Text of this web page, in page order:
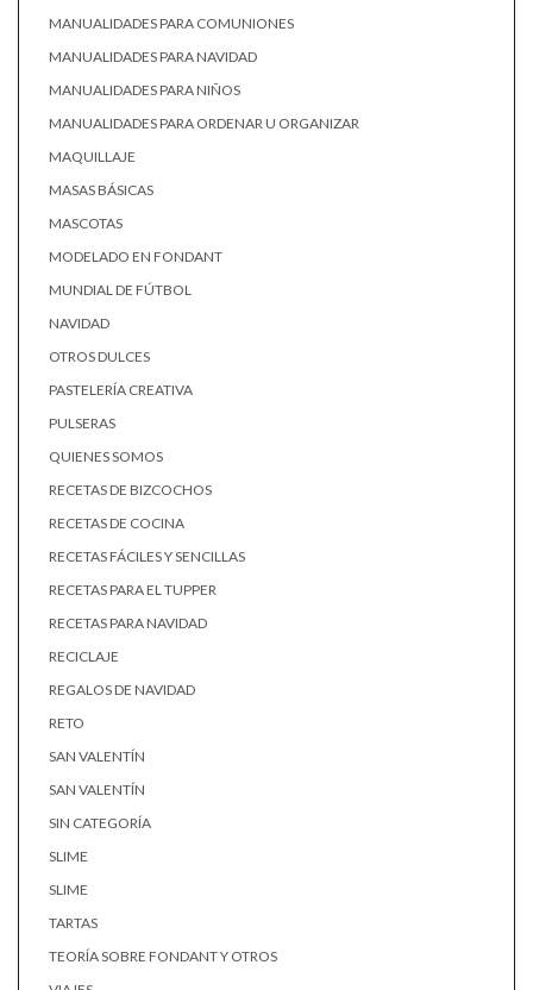
MANUALIDADES PARA COMUNIONES
MANUALIDADES PARA NAVIDAD
MANUALIDADES PARA NIÑOS
MANUALIDADES PARA ORDENAR U ORGANIZAR
MAQUILLAJE
MASAS BÁSICAS
MASCOTAS
MODELADO EN FONDANT
MUNDIAL DE FÚTBOL
NAVIDAD
OTROS DULCES
PASTELERÍA CREATIVA
PULSERAS
QUIENES SOMOS
RECETAS DE BIZCOCHOS
RECETAS DE COCINA
RECETAS FÁCILES Y SENCILLAS
RECETAS PARA EL TUPPER
RECETAS PARA NAVIDAD
RECICLAJE
REGALOS DE NAVIDAD
RETO
SAN VALENTÍN
SAN VALENTÍN
SIN CATEGORÍA
SLIME
SLIME
TARTAS
TEORÍA SOBRE FONDANT Y OTROS